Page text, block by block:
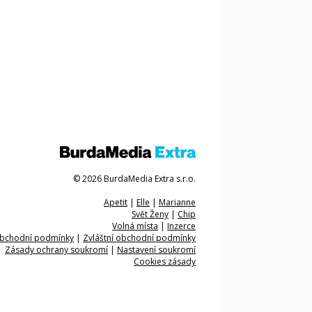
© 2026 BurdaMedia Extra s.r.o.
Apetit | Elle | Marianne
Svět Ženy | Chip
Volná místa | Inzerce
podmínky | Zvláštní obchodní podmínky
Zásady ochrany soukromí | Nastavení soukromí
Cookies zásady